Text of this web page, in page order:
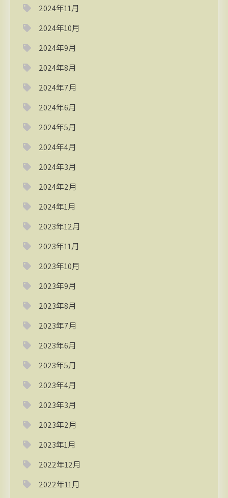
2024年11月
2024年10月
2024年9月
2024年8月
2024年7月
2024年6月
2024年5月
2024年4月
2024年3月
2024年2月
2024年1月
2023年12月
2023年11月
2023年10月
2023年9月
2023年8月
2023年7月
2023年6月
2023年5月
2023年4月
2023年3月
2023年2月
2023年1月
2022年12月
2022年11月